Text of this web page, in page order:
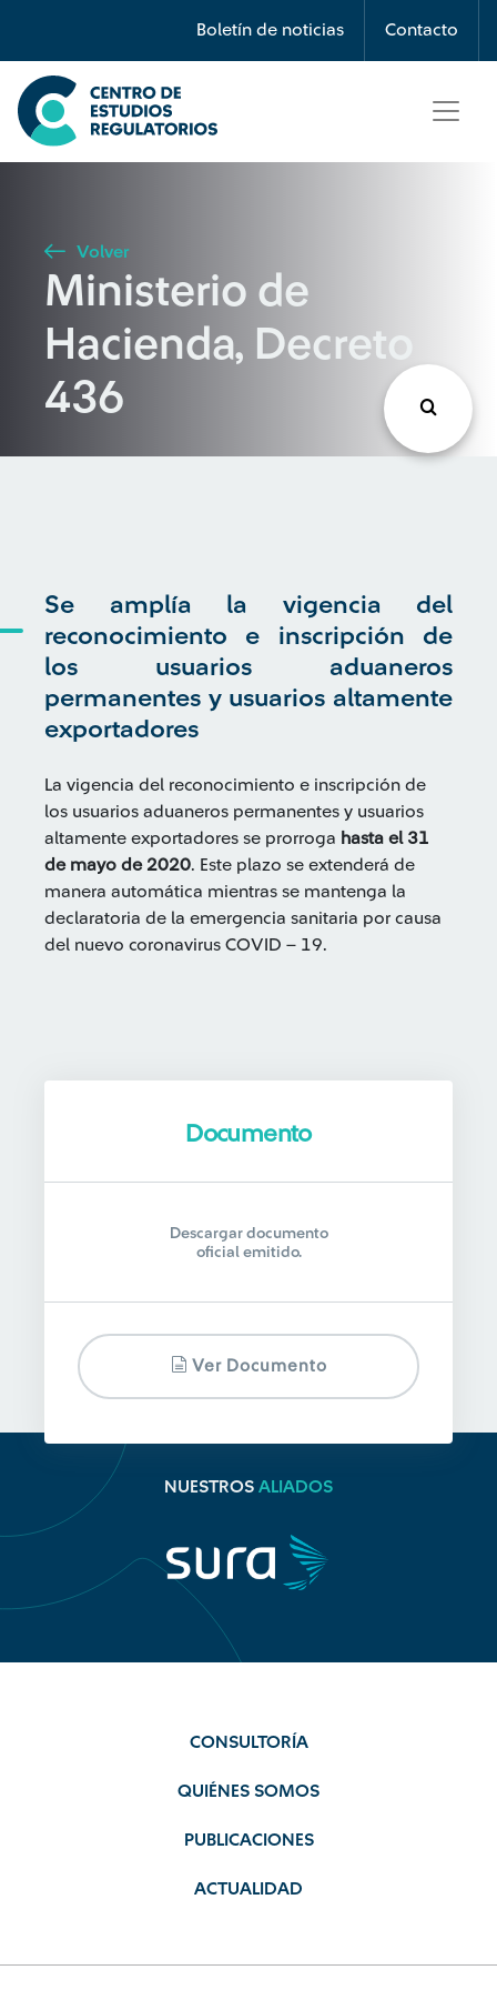
Boletín de noticias Contacto
Búsqueda
Seleccione país
Buscar
Volver
Ministerio de
Hacienda, Decreto
436
Se amplía la vigencia del
reconocimiento e inscripción de
los usuarios aduaneros
permanentes y usuarios altamente
exportadores
La vigencia del reconocimiento e inscripción de
los usuarios aduaneros permanentes y usuarios
altamente exportadores se prorroga hasta el 31
de mayo de 2020. Este plazo se extenderá de
manera automática mientras se mantenga la
declaratoria de la emergencia sanitaria por causa
del nuevo coronavirus COVID – 19.
Documento
Descargar documento
oficial emitido.
Ver Documento
NUESTROS ALIADOS
CONSULTORÍA
QUIÉNES SOMOS
PUBLICACIONES
ACTUALIDAD